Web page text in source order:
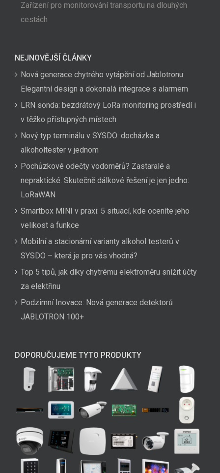
Zařízení pro monitorování transportu na dlouhých
cestách
NEJNOVĚJŠÍ ČLÁNKY
Nová generace chytrého vytápění od Jablotronu:
Elegantní design a dokonalá integrace s alarmem
LRN sonda: bezdrátový LoRa monitoring prostředí i
v těžko přístupných místech
Nový typ terminálu v SYSDO: docházka a
alkoholtester v jednom
Pochůzkové odečty vodoměrů? Zastaralé a
nepraktické. Skutečně dálkové řešení je jen jedno:
LoRaWAN
Smartbox MINI v praxi: 5 situací, kde oceníte jeho
velikost a funkce
Mobilní a stacionární varianty alkohol testerů v
SYSDO – která je pro vás vhodná?
Top 5 tipů, jak díky chytrému elektroměru snížit účty
za elektřinu
Podzimní Inovace: Nová generace detektorů
JABLOTRON 100+
DOPORUČUJEME TYTO PRODUKTY